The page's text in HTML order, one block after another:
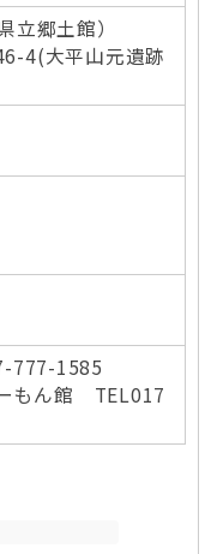
郷土館）
4(大平山元遺跡
777-1585
もん館 TEL017